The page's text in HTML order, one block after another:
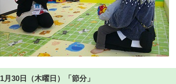
1月30日（木曜日）「節分」